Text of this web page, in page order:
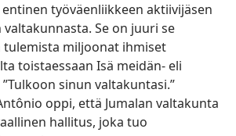
entinen työväenliikkeen aktiivijäsen
valtakunnasta. Se on juuri se
tulemista miljoonat ihmiset
toistaessaan Isä meidän- eli
sinun valtakuntasi.”
oppi, että Jumalan valtakunta
hallitus, joka tuo